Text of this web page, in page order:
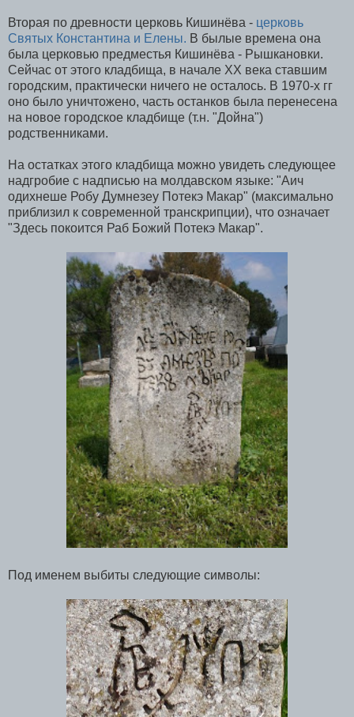
Вторая по древности церковь Кишинёва - церковь
Святых Константина и Елены. В былые времена она
была церковью предместья Кишинёва - Рышкановки.
Сейчас от этого кладбища, в начале XX века ставшим
городским, практически ничего не осталось. В 1970-х гг
оно было уничтожено, часть останков была перенесена
на новое городское кладбище (т.н. "Дойна")
родственниками.
На остатках этого кладбища можно увидеть следующее
надгробие с надписью на молдавском языке: "Аич
одихнеше Робу Думнезеу Потекэ Макар" (максимально
приблизил к современной транскрипции), что означает
"Здесь покоится Раб Божий Потекэ Макар".
Под именем выбиты следующие символы: